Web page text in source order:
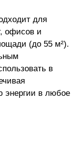
для
офисов и
(до 55 м²).
в
энергии в любое